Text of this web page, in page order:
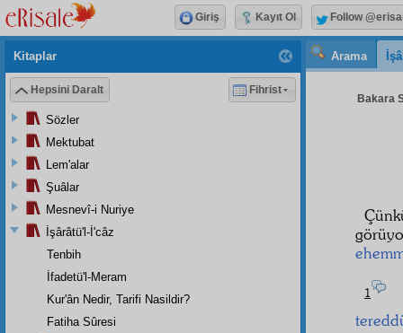
Arama
Bakara
1
Kitaplar
Hepsini Daralt Fihrist
Sözler
Mektubat
Lem'alar
Şuâlar
Mesnevî-i Nuriye
İşârâtü'l-İ'câz
Tenbih
İfadetü'l-Meram
Kur'ân Nedir, Tarifi Nasildir?
Fatiha Sûresi
Giriş Kayıt Ol Follow